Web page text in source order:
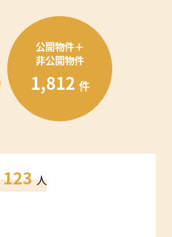
公開物件＋
非公開物件
1,812 件
123 人